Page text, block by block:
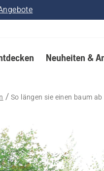
Neuheiten &
So längen sie einen baum ab